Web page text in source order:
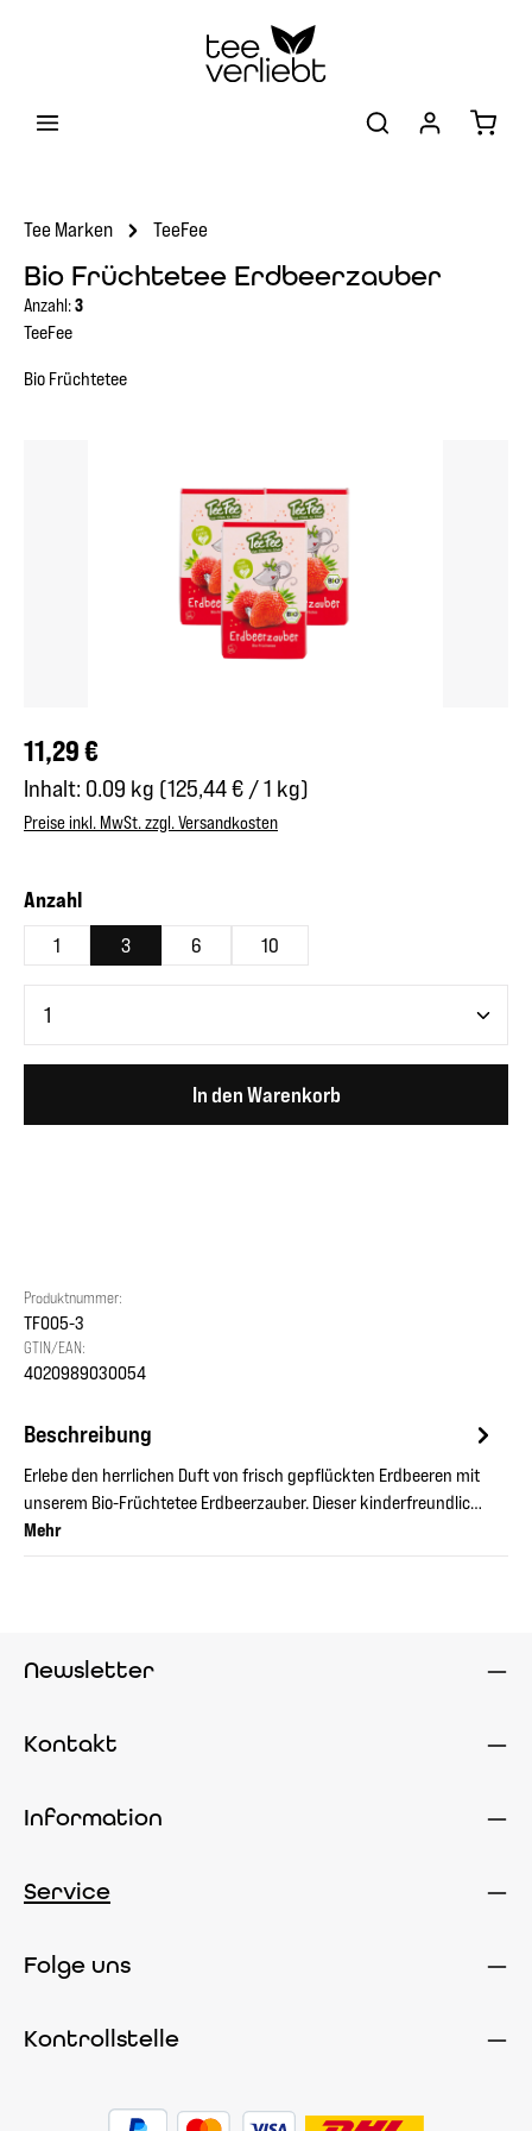
Tee Marken TeeFee
Bio Früchtetee Erdbeerzauber
Anzahl:3
TeeFee
Bio Früchtetee
Regulärer Preis:
11,29 €
Inhalt: 0.09 kg (125,44 € / 1 kg)
Preise inkl. MwSt. zzgl. Versandkosten
Anzahlauswählen
1 3 6 10
In den Warenkorb
Produktnummer:
TF005-3
GTIN/EAN:
4020989030054
Beschreibung
Erlebe den herrlichen Duft von frisch gepflückten Erdbeeren mit
unserem Bio-Früchtetee Erdbeerzauber. Dieser kinderfreundlic…
Mehr
Newsletter
Kontakt
Information
Service
Folge uns
Kontrollstelle